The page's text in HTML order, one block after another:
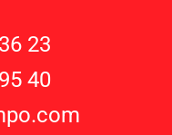
23
40